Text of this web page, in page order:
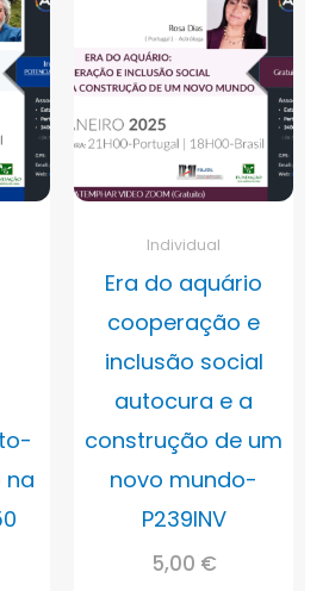
na
Individual
Era do aquário
cooperação e
inclusão social
autocura e a
construção de um
novo mundo-
P239INV
5,00 €